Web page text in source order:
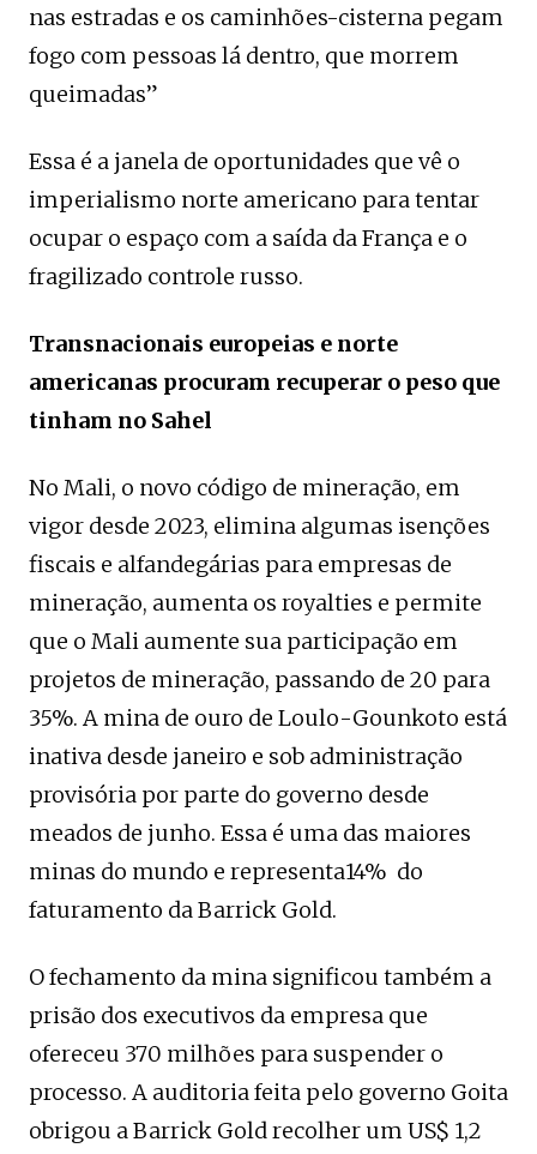
nas estradas e os caminhões-cisterna pegam
fogo com pessoas lá dentro, que morrem
queimadas”
Essa é a janela de oportunidades que vê o
imperialismo norte americano para tentar
ocupar o espaço com a saída da França e o
fragilizado controle russo.
Transnacionais europeias e norte
americanas procuram recuperar o peso que
tinham no Sahel
No Mali, o novo código de mineração, em
vigor desde 2023, elimina algumas isenções
fiscais e alfandegárias para empresas de
mineração, aumenta os royalties e permite
que o Mali aumente sua participação em
projetos de mineração, passando de 20 para
35%. A mina de ouro de Loulo-Gounkoto está
inativa desde janeiro e sob administração
provisória por parte do governo desde
meados de junho. Essa é uma das maiores
minas do mundo e representa14% do
faturamento da Barrick Gold.
O fechamento da mina significou também a
prisão dos executivos da empresa que
ofereceu 370 milhões para suspender o
processo. A auditoria feita pelo governo Goita
obrigou a Barrick Gold recolher um US$ 1,2